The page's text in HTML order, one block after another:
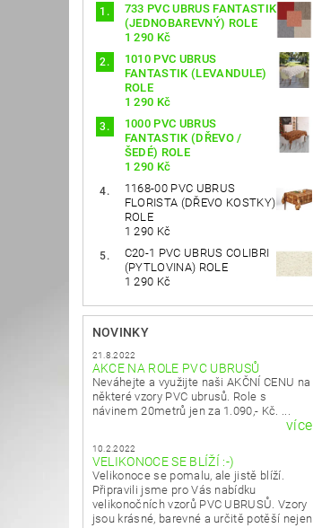
733 PVC UBRUS FANTASTIK
(JEDNOBAREVNÝ) ROLE
1 290 Kč
1010 PVC UBRUS
FANTASTIK (LEVANDULE)
ROLE
1 290 Kč
1000 PVC UBRUS
FANTASTIK (DŘEVO /
ŠEDÉ) ROLE
1 290 Kč
1168-00 PVC UBRUS
FLORISTA (DŘEVO KOSTKY)
ROLE
1 290 Kč
C20-1 PVC UBRUS COLIBRI
(PYTLOVINA) ROLE
1 290 Kč
NOVINKY
21.8.2022
AKCE NA ROLE PVC UBRUSŮ
Neváhejte a využijte naši AKČNÍ CENU na
některé vzory PVC ubrusů. Role s
návinem 20metrů jen za 1.090,- Kč. ...
více
10.2.2022
VELIKONOCE SE BLÍŽÍ :-)
Velikonoce se pomalu, ale jistě blíží.
Připravili jsme pro Vás nabídku
velikonočních vzorů PVC UBRUSŮ. Vzory
jsou krásné, barevné a určitě potěší nejen